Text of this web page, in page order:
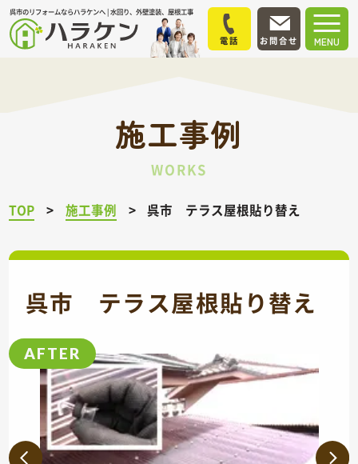
呉市のリフォームならハラケンへ | 水回り、外壁塗装、屋根工事
MENU
電話 お問合せ
施工事例
WORKS
TOP 施工事例 呉市 テラス屋根貼り替え
呉市 テラス屋根貼り替え